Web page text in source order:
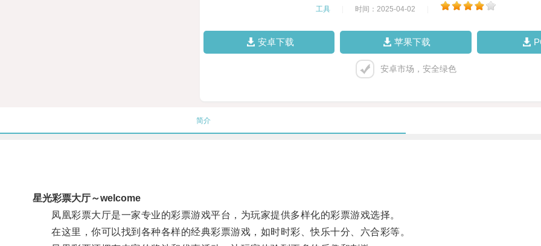
工具 时间：2025-04-02
安卓下载 苹果下载
安卓市场，安全绿色
简介
星光彩票大厅～welcome
凤凰彩票大厅是一家专业的彩票游戏平台，为玩家提供多样化的彩票游戏选择。
在这里，你可以找到各种各样的经典彩票游戏，如时时彩、快乐十分、六合彩等。